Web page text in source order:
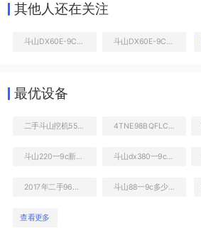
其他人还在关注
斗山DX60E-9C ACE挖掘机 斗山DX60E-9C ACE挖掘机
最优设备
斗山88一9c多少钱
查看更多